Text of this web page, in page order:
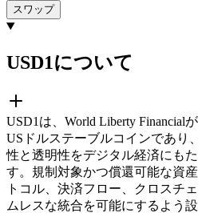
スワップ
USD1について
USD1は、World Liberty Financial
USドルステーブルコインであり
性と透明性をデジタル経済にも
す。規制対象かつ償還可能な資
トコル、決済フロー、クロスチ
ムレスな統合を可能にするよう